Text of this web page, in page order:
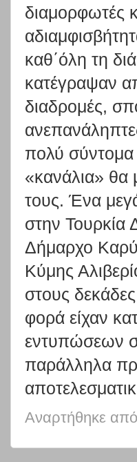
διαμορφωτές
καθ΄όλη τη
κατέγραψαν
διαδρομές,
πολύ σύντομα
«κανάλια» θα
τους. Ένα
στην Τουρκία
Δήμαρχο
Κύμης
στους
φορά είχαν
εντυπώσεων
παράλληλα
Αναρτήθηκε από